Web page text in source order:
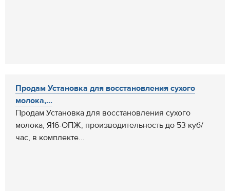
Продам Установка для восстановления сухого
молока,...
Продам Установка для восстановления сухого
молока, Я16-ОПЖ, производительность до 53 куб/
час, в комплекте...